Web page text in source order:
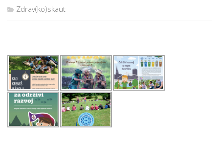
Zdrav(ko)skaut